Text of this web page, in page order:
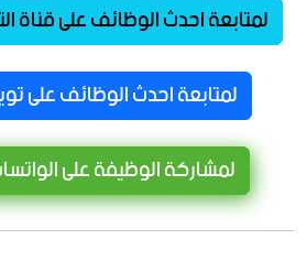
لمتابعة احدث الوظائف على قناة
لمتابعة احدث الوظائف على
لمشاركة الوظيفة على